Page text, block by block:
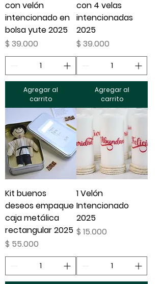
con velón
intencionado en
bolsa yute 2025
Precio
$ 39.000
Agregar al
carrito
con 4 velas
intencionadas
2025
Precio
$ 39.000
Agregar al
carrito
Kit buenos
deseos empaque
caja metálica
rectangular 2025
Precio
$ 55.000
1 Velón
Intencionado
2025
Precio
$ 15.000